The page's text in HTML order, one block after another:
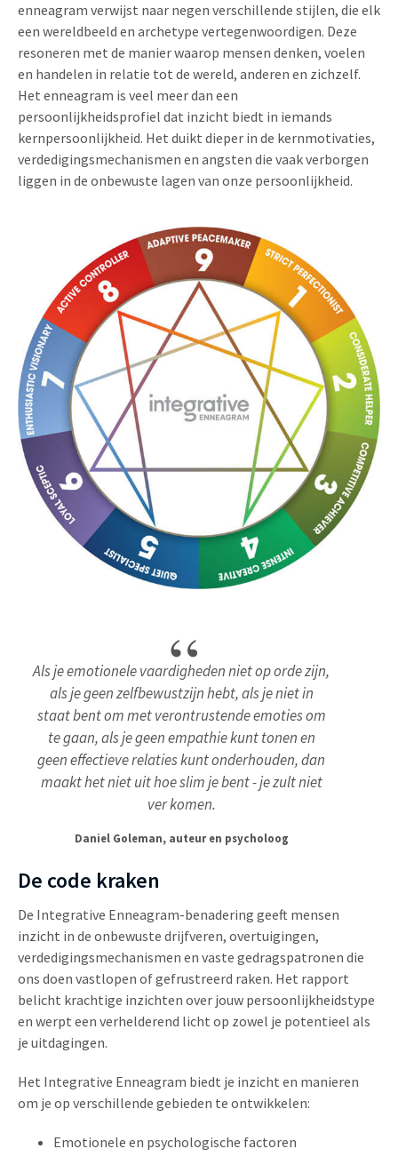
enneagram verwijst naar negen verschillende stijlen, die elk
een wereldbeeld en archetype vertegenwoordigen. Deze
resoneren met de manier waarop mensen denken, voelen
en handelen in relatie tot de wereld, anderen en zichzelf.
Het enneagram is veel meer dan een
persoonlijkheidsprofiel dat inzicht biedt in iemands
kernpersoonlijkheid. Het duikt dieper in de kernmotivaties,
verdedigingsmechanismen en angsten die vaak verborgen
liggen in de onbewuste lagen van onze persoonlijkheid.
Als je emotionele vaardigheden niet op orde zijn,
als je geen zelfbewustzijn hebt, als je niet in
staat bent om met verontrustende emoties om
te gaan, als je geen empathie kunt tonen en
geen effectieve relaties kunt onderhouden, dan
maakt het niet uit hoe slim je bent - je zult niet
ver komen.
Daniel Goleman, auteur en psycholoog
De code kraken
De Integrative Enneagram-benadering geeft mensen
inzicht in de onbewuste drijfveren, overtuigingen,
verdedigingsmechanismen en vaste gedragspatronen die
ons doen vastlopen of gefrustreerd raken. Het rapport
belicht krachtige inzichten over jouw persoonlijkheidstype
en werpt een verhelderend licht op zowel je potentieel als
je uitdagingen.
Het Integrative Enneagram biedt je inzicht en manieren
om je op verschillende gebieden te ontwikkelen:
Emotionele en psychologische factoren